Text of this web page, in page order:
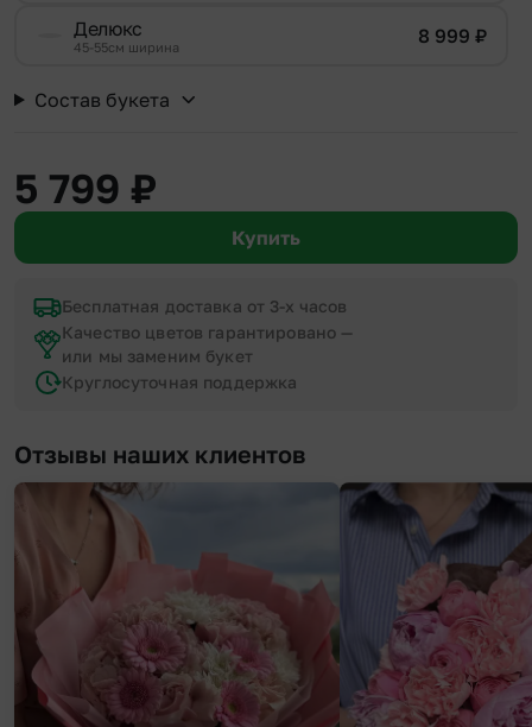
Делюкс
45-55см ширина 8 999 ₽
Состав букета
5 799 ₽
Купить
Бесплатная доставка от 3-х часов
Качество цветов гарантировано —
или мы заменим букет
Круглосуточная поддержка
Отзывы наших клиентов